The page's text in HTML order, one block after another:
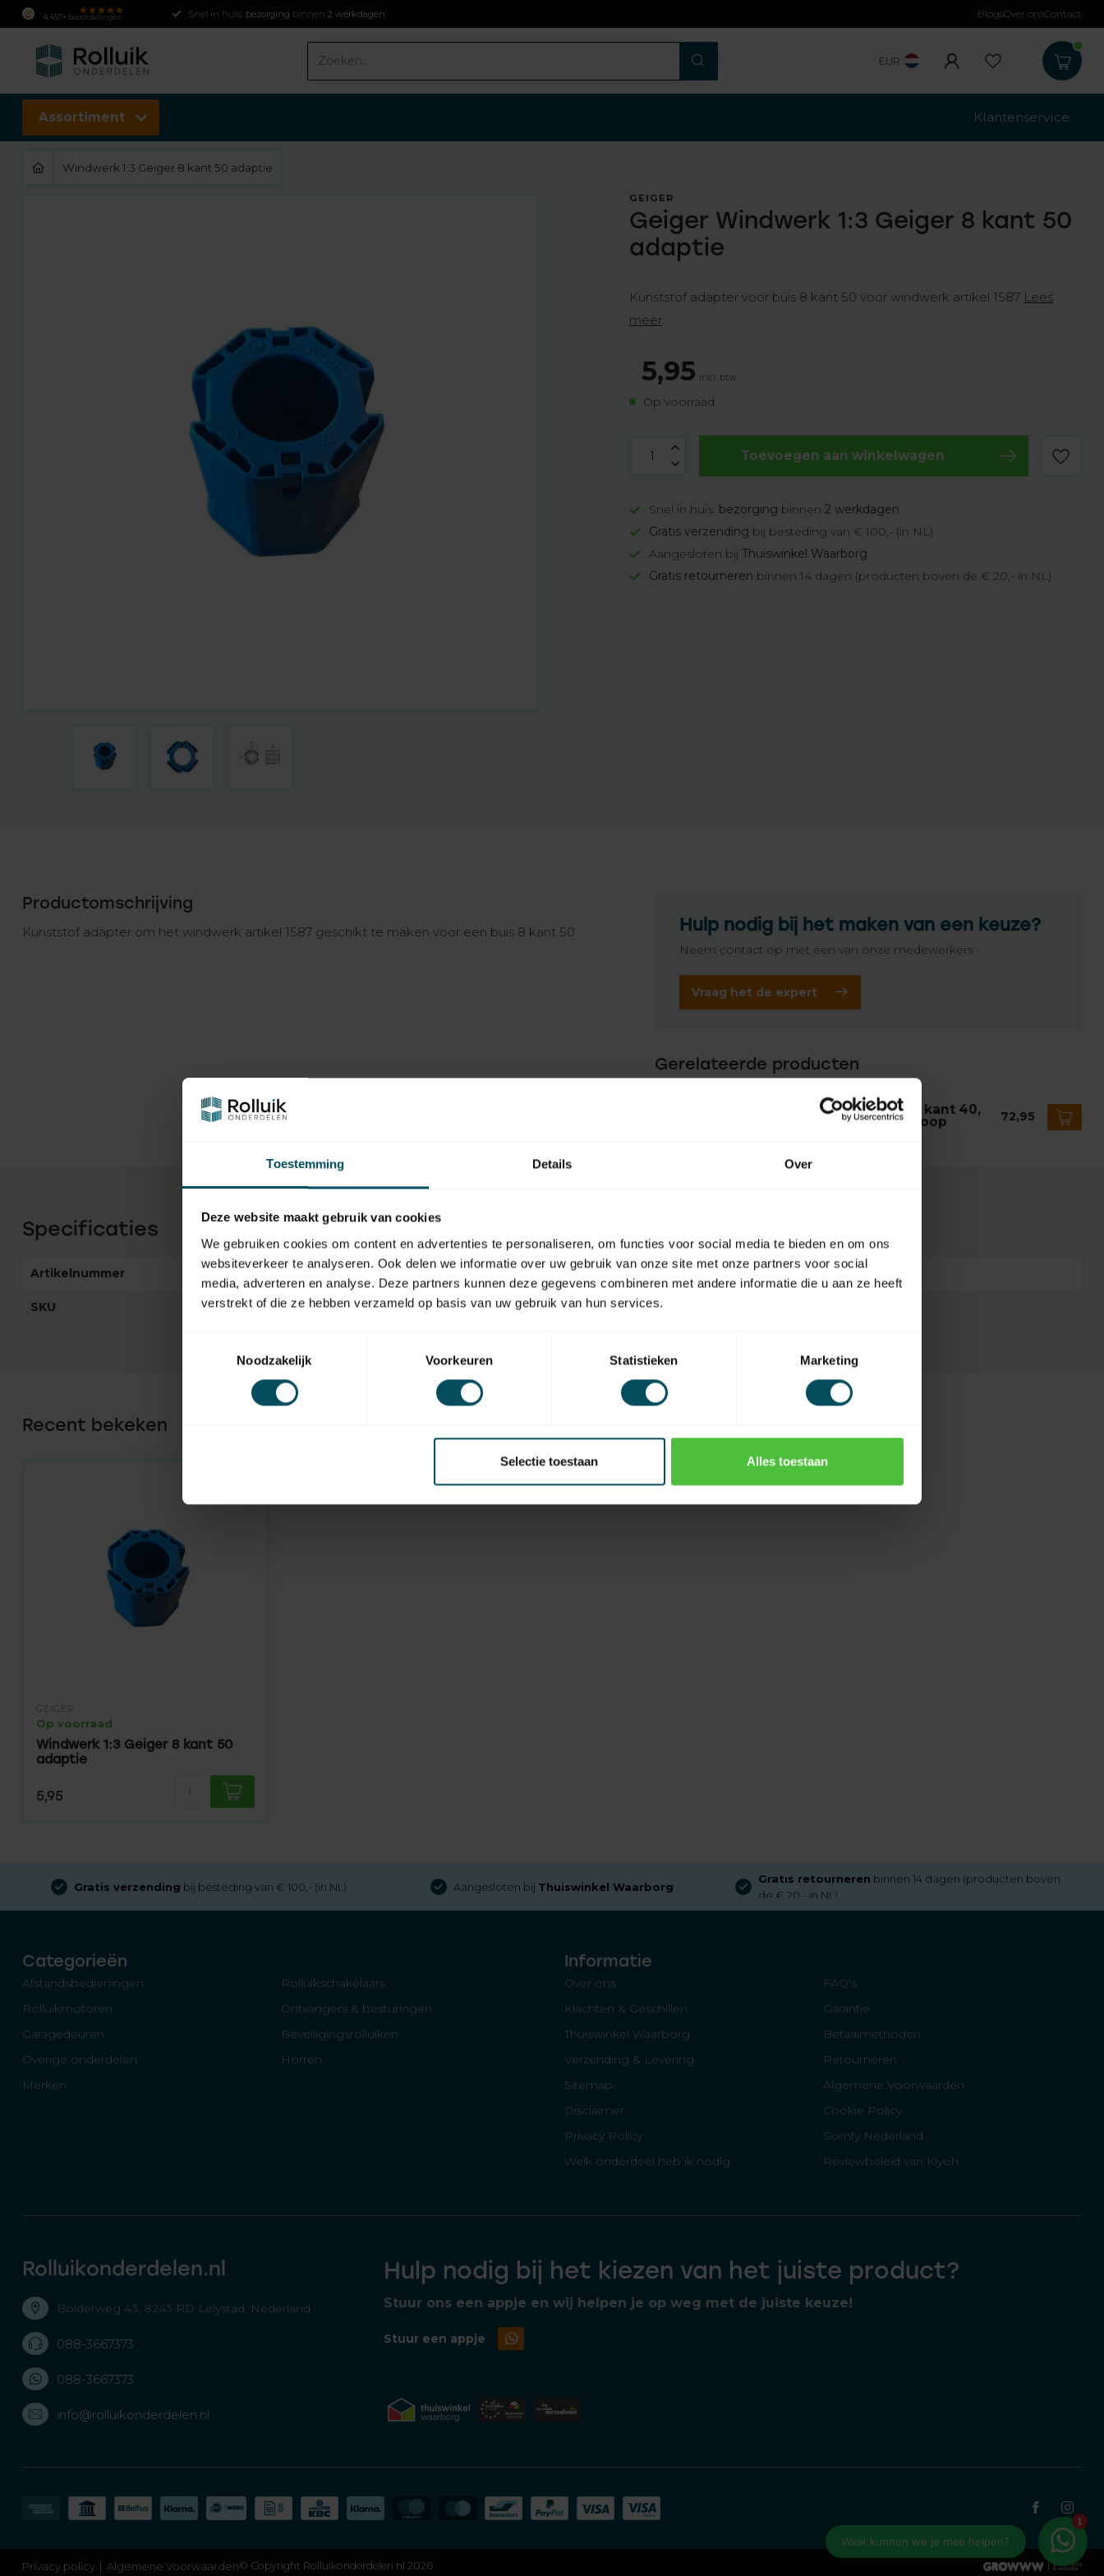
Toestemming Details Over
Deze website maakt gebruik van cookies
We gebruiken cookies om content en advertenties te personaliseren, om functies voor social media te bieden en om ons
websiteverkeer te analyseren. Ook delen we informatie over uw gebruik van onze site met onze partners voor social
media, adverteren en analyse. Deze partners kunnen deze gegevens combineren met andere informatie die u aan ze heeft
verstrekt of die ze hebben verzameld op basis van uw gebruik van hun services.
Noodzakelijk
Voorkeuren Statistieken Marketing
Selectie toestaan Alles toestaan
4.457+ beoordelingen Snel in huis: bezorging binnen 2 werkdagen Gratis verzending
BlogsOver onsContact
EUR
Assortiment Klantenservice
Windwerk 1:3 Geiger 8 kant 50 adaptie
GEIGER
Geiger Windwerk 1:3 Geiger 8 kant 50
adaptie
Kunststof adapter voor buis 8 kant 50 voor windwerk artikel 1587 Lees
meer.
5,95 Incl. btw
Op voorraad
Toevoegen aan winkelwagen
Snel in huis: bezorging binnen2 werkdagen
Gratis verzending bij besteding van € 100,- (in NL)
Aangesloten bijThuiswinkel Waarborg
Gratis retourneren binnen 14 dagen (producten boven de € 20,- in NL)
Productomschrijving
Kunststof adapter om het windwerk artikel 1587 geschikt te maken voor een buis 8 kant 50 Hulp nodig bij het maken van een keuze?
Neem contact op met een van onze medewerkers
Vraag het de expert
Gerelateerde producten
Geiger Windwerk 1:3 Geiger 8 kant 40,
asgat vierkant 6 mm, met vrijloop 72,95
Specificaties
Artikelnummer 2120 EAN Code 7432257168166
SKU 11 631 50-000
Recent bekeken
GEIGER
Op voorraad
Windwerk 1:3 Geiger 8 kant 50
adaptie
5,95
Gratis verzending bij besteding van € 100,- (in NL) Aangesloten bij Thuiswinkel Waarborg
Gratis retourneren binnen 14 dagen (producten boven
de € 20,- in NL)
Categorieën
Afstandsbedieningen
Rolluikschakelaars
Rolluikmotoren
Ontvangers & besturingen
Garagedeuren
Beveiligingsrolluiken
Overige onderdelen
Horren
Merken
Informatie
Over ons
FAQ's
Klachten & Geschillen
Garantie
Thuiswinkel Waarborg
Betaalmethoden
Verzending & Levering
Retourneren
Sitemap
Algemene Voorwaarden
Disclaimer
Cookie Policy
Privacy Policy
Somfy Nederland
Welk onderdeel heb ik nodig
Reviewbeleid van Kiyoh
Rolluikonderdelen.nl
Bolderweg 43, 8243 RD Lelystad, Nederland
088-3667373
088-3667373
info@rolluikonderdelen.nl
Hulp nodig bij het kiezen van het juiste product?
Stuur ons een appje en wij helpen je op weg met de juiste keuze!
Stuur een appje
Privacy policy Algemene Voorwaarden© Copyright Rolluikonderdelen.nl 2026